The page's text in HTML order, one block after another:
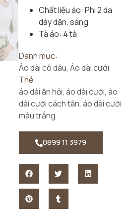
Chất liệu áo: Phi 2 da
dày dặn, sáng
Tà áo: 4 tà
Danh mục:
Áo dài cô dâu, Áo dài cưới
Thẻ:
áo dài ăn hỏi, áo dài cưới, áo
dài cưới cách tân, áo dài cưới
màu trắng
0899 11 3979